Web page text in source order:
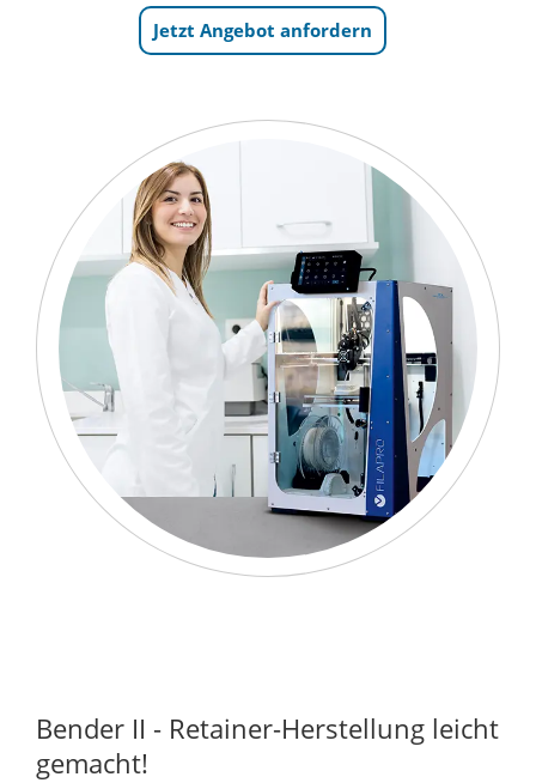
Jetzt Angebot anfordern
Bender II - Retainer-Herstellung leicht
gemacht!